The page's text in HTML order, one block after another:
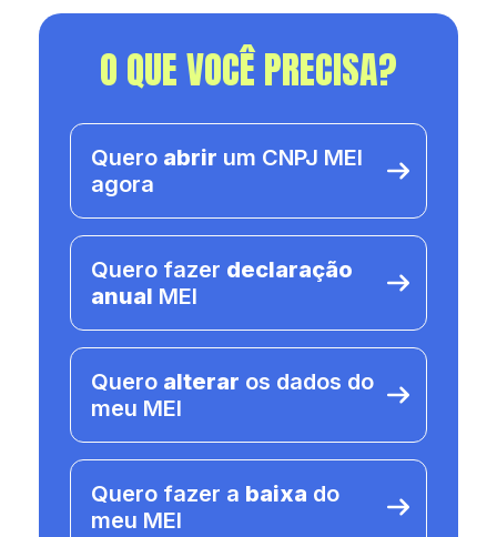
O QUE VOCÊ PRECISA?
Quero abrir um CNPJ MEI
agora
Quero fazer declaração
anual MEI
Quero alterar os dados do
meu MEI
Quero fazer a baixa do
meu MEI